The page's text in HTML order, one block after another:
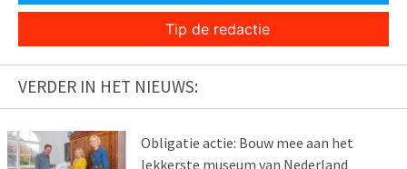
Tip de redactie
VERDER IN HET NIEUWS:
Obligatie actie: Bouw mee aan het
lekkerste museum van Nederland